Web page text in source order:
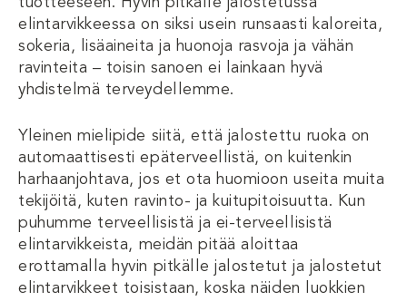
tuotteeseen. Hyvin pitkälle jalostetussa
elintarvikkeessa on siksi usein runsaasti kaloreita,
sokeria, lisäaineita ja huonoja rasvoja ja vähän
ravinteita – toisin sanoen ei lainkaan hyvä
yhdistelmä terveydellemme.
Yleinen mielipide siitä, että jalostettu ruoka on
automaattisesti epäterveellistä, on kuitenkin
harhaanjohtava, jos et ota huomioon useita muita
tekijöitä, kuten ravinto- ja kuitupitoisuutta. Kun
puhumme terveellisistä ja ei-terveellisistä
elintarvikkeista, meidän pitää aloittaa
erottamalla hyvin pitkälle jalostetut ja jalostetut
elintarvikkeet toisistaan, koska näiden luokkien